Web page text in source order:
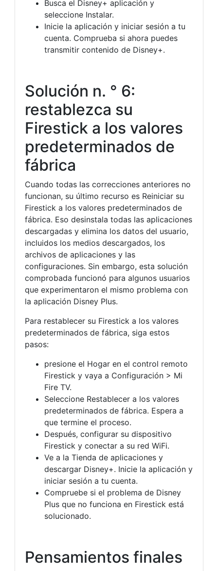
Busca el Disney+ aplicación y
seleccione Instalar.
Inicie la aplicación y iniciar sesión a tu
cuenta. Comprueba si ahora puedes
transmitir contenido de Disney+.
Solución n. ° 6:
restablezca su
Firestick a los valores
predeterminados de
fábrica
Cuando todas las correcciones anteriores no
funcionan, su último recurso es Reiniciar su
Firestick a los valores predeterminados de
fábrica. Eso desinstala todas las aplicaciones
descargadas y elimina los datos del usuario,
incluidos los medios descargados, los
archivos de aplicaciones y las
configuraciones. Sin embargo, esta solución
comprobada funcionó para algunos usuarios
que experimentaron el mismo problema con
la aplicación Disney Plus.
Para restablecer su Firestick a los valores
predeterminados de fábrica, siga estos
pasos:
presione el Hogar en el control remoto
Firestick y vaya a Configuración > Mi
Fire TV.
Seleccione Restablecer a los valores
predeterminados de fábrica. Espera a
que termine el proceso.
Después, configurar su dispositivo
Firestick y conectar a su red WiFi.
Ve a la Tienda de aplicaciones y
descargar Disney+. Inicie la aplicación y
iniciar sesión a tu cuenta.
Compruebe si el problema de Disney
Plus que no funciona en Firestick está
solucionado.
Pensamientos finales